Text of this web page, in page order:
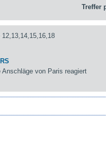
Treffer
von Paris reagiert